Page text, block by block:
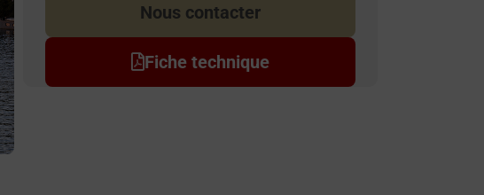
Nous contacter
Fiche technique